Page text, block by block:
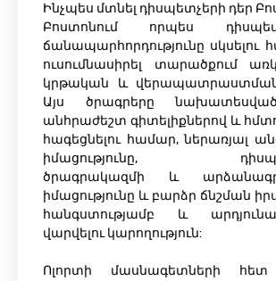
Ինչպես մտնել դիսպետչերի դեր
Բոստոնում որպես
ճանապարհորդությունը սկսելու
ուսումնասիրել տարածքում
կրթական և վերապատրաստման
Այս ծրագրերը
անհրաժեշտ գիտելիքներով և
հագեցնելու համար, ներառյալ
իմացությունը,
ծրագրակազմի և
իմացությունը և բարձր ճնշման
հանգստությամբ և
վարվելու կարողություն:
Ոլորտի մասնագետների